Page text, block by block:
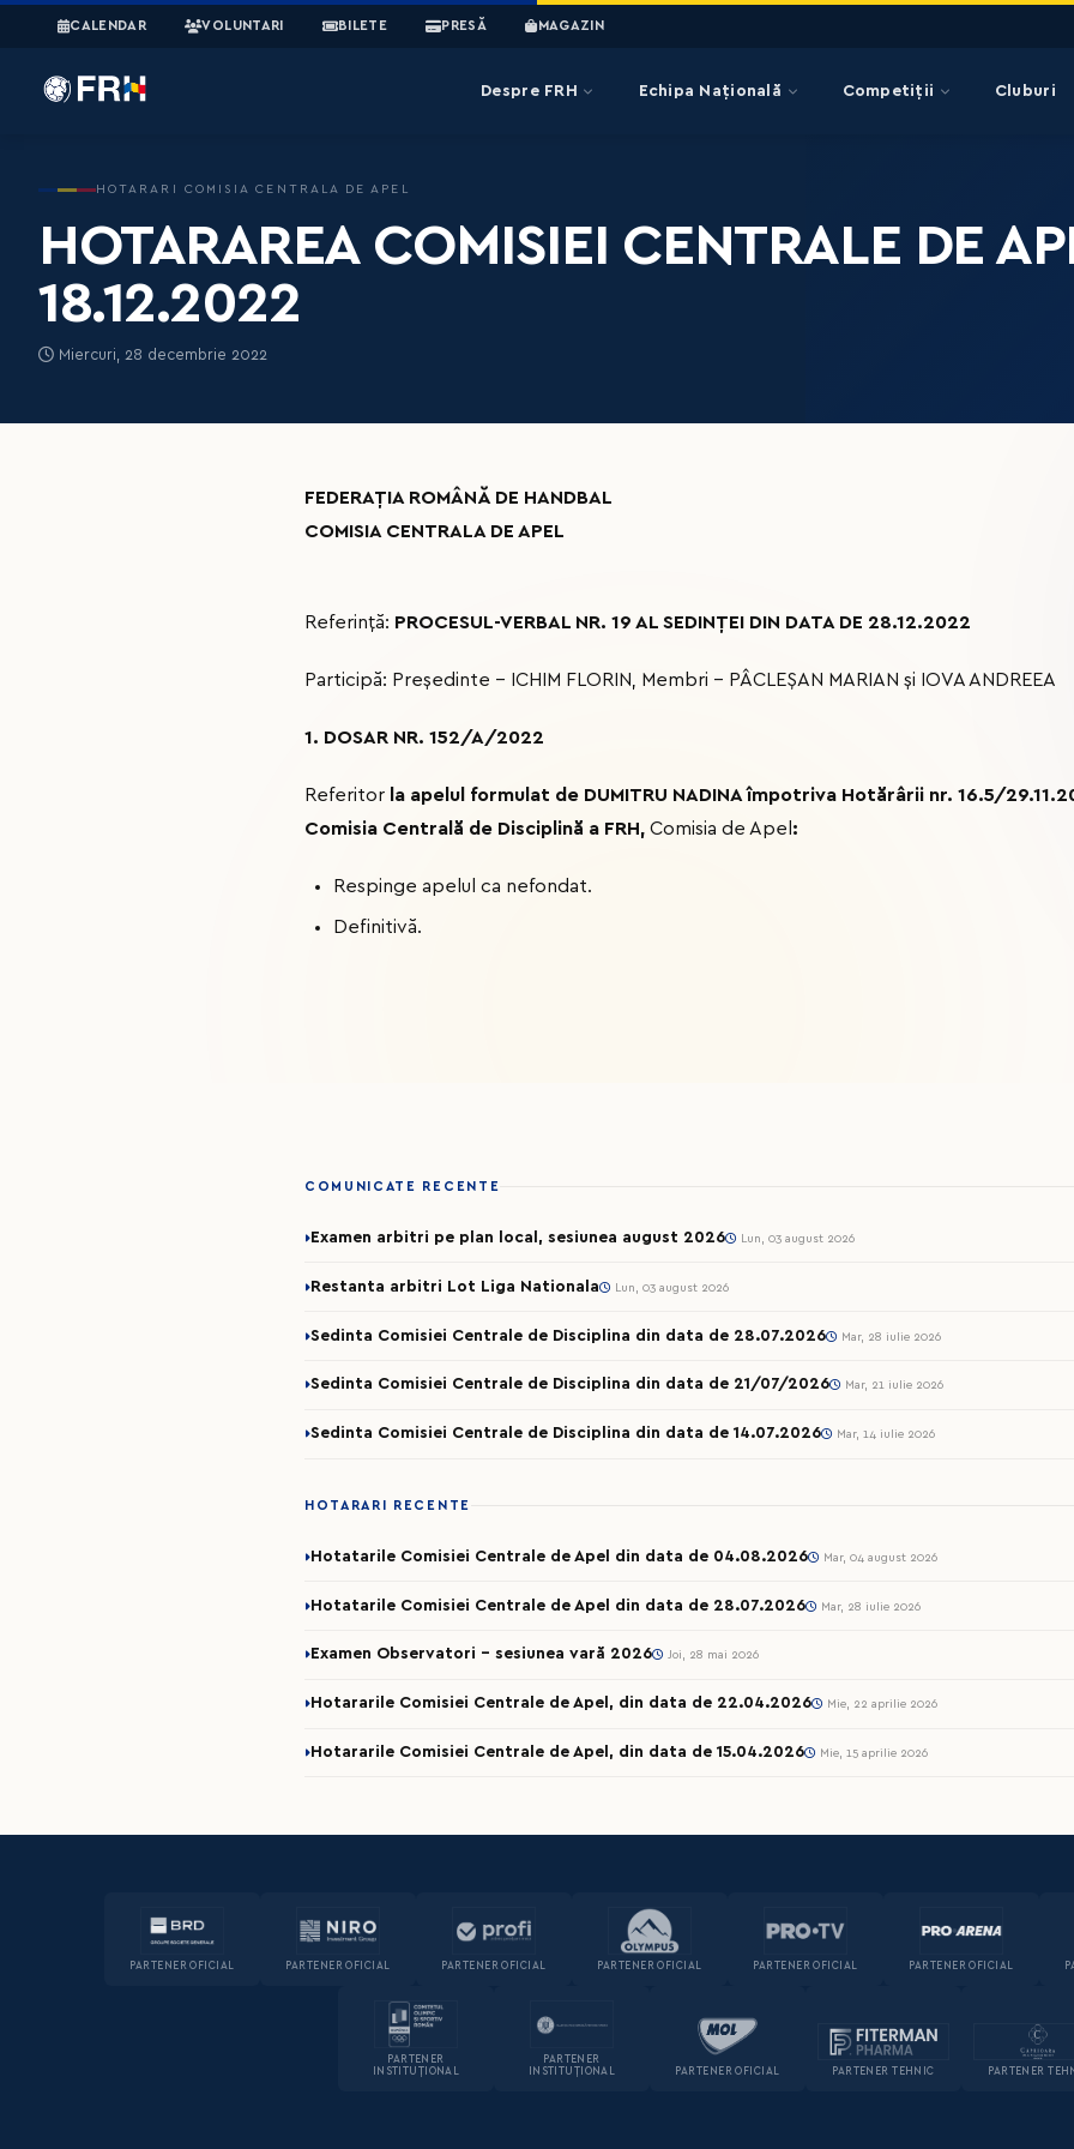
CALENDAR VOLUNTARI BILETE PRESĂ MAGAZIN
Despre FRH Echipa Națională Competiții Cluburi
HOTARARI COMISIA CENTRALA DE APEL
HOTARAREA COMISIEI CENTRALE DE
18.12.2022
Miercuri, 28 decembrie 2022
FEDERAȚIA ROMÂNĂ DE HANDBAL
COMISIA CENTRALA DE APEL
Referință: PROCESUL-VERBAL NR. 19 AL SEDINȚEI DIN DATA DE 28.12.2022
Participă: Președinte – ICHIM FLORIN, Membri – PÂCLEȘAN MARIAN și IOVA ANDREEA
1. DOSAR NR. 152/A/2022
Referitor la apelul formulat de DUMITRU NADINA împotriva Hotărârii nr. 16.5/
Comisia Centrală de Disciplină a FRH, Comisia de Apel :
Respinge apelul ca nefondat.
Definitivă.
COMUNICATE RECENTE
Examen arbitri pe plan local, sesiunea august 2026 Lun, 03 august 2026
Restanta arbitri Lot Liga Nationala Lun, 03 august 2026
Sedinta Comisiei Centrale de Disciplina din data de 28.07.2026 Mar, 28 iulie 2026
Sedinta Comisiei Centrale de Disciplina din data de 21/07/2026 Mar, 21 iulie 2026
Sedinta Comisiei Centrale de Disciplina din data de 14.07.2026 Mar, 14 iulie 2026
HOTARARI RECENTE
Hotatarile Comisiei Centrale de Apel din data de 04.08.2026 Mar, 04 august 2026
Hotatarile Comisiei Centrale de Apel din data de 28.07.2026 Mar, 28 iulie 2026
Examen Observatori - sesiunea vară 2026 Joi, 28 mai 2026
Hotararile Comisiei Centrale de Apel, din data de 22.04.2026 Mie, 22 aprilie 2026
Hotararile Comisiei Centrale de Apel, din data de 15.04.2026 Mie, 15 aprilie 2026
PARTENER OFICIAL PARTENER OFICIAL PARTENER OFICIAL PARTENER OFICIAL PARTENER OFICIAL PARTENER OFICIAL
PARTENER
INSTITUȚIONAL
PARTENER
INSTITUȚIONAL
PARTENER OFICIAL PARTENER TEHNIC PARTENER